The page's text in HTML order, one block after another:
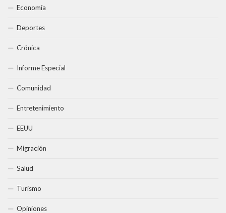
Economía
Deportes
Crónica
Informe Especial
Comunidad
Entretenimiento
EEUU
Migración
Salud
Turismo
Opiniones